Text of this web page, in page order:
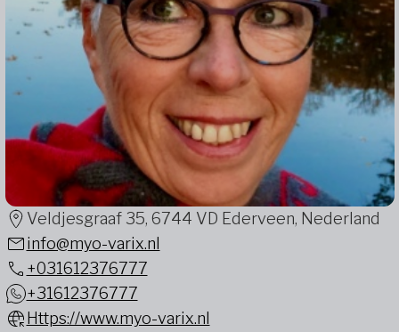
Veldjesgraaf 35, 6744 VD Ederveen, Nederland
info@myo-varix.nl
+031612376777
+31612376777
Https://www.myo-varix.nl